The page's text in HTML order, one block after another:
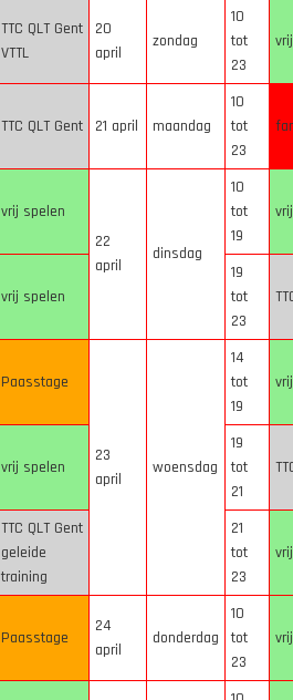
TTC QLT Gent
VTTL
20
april
zondag
10
tot
23
TTC QLT Gent 21 april maandag
10
tot
23
vrij spelen
22
april
dinsdag
10
tot
19
vrij spelen
19
tot
23
Paasstage
23
april
woensdag
14
tot
19
vrij spelen
19
tot
21
TTC QLT Gent
geleide
training
21
tot
23
Paasstage
24
april
donderdag
10
tot
23